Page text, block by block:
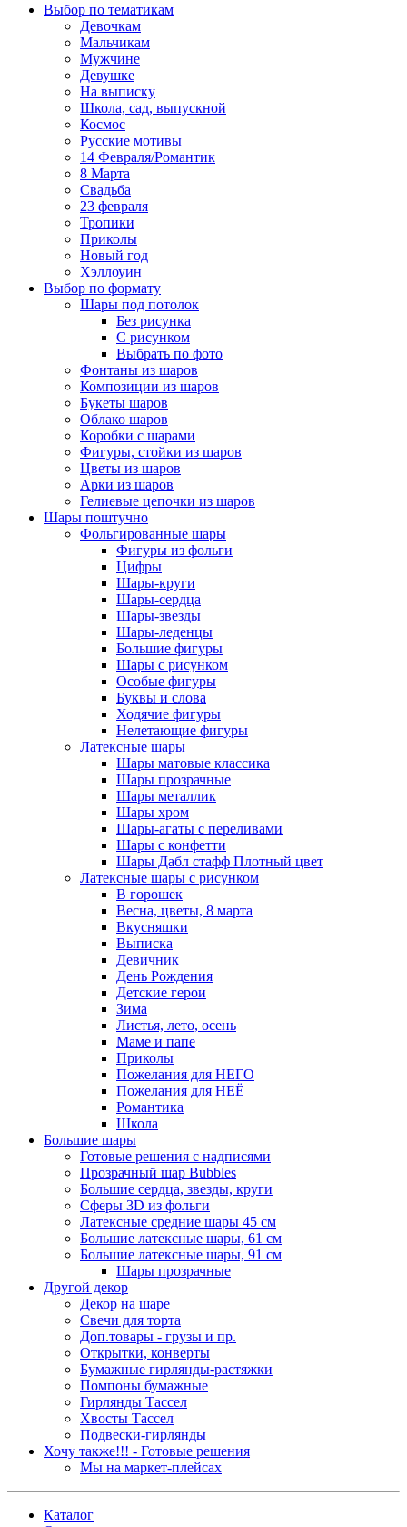
Выбор по тематикам
Девочкам
Мальчикам
Мужчине
Девушке
На выписку
Школа, сад, выпускной
Космос
Русские мотивы
14 Февраля/Романтик
8 Марта
Свадьба
23 февраля
Тропики
Приколы
Новый год
Хэллоуин
Выбор по формату
Шары под потолок
Без рисунка
С рисунком
Выбрать по фото
Фонтаны из шаров
Композиции из шаров
Букеты шаров
Облако шаров
Коробки с шарами
Фигуры, стойки из шаров
Цветы из шаров
Арки из шаров
Гелиевые цепочки из шаров
Шары поштучно
Фольгированные шары
Фигуры из фольги
Цифры
Шары-круги
Шары-сердца
Шары-звезды
Шары-леденцы
Большие фигуры
Шары с рисунком
Особые фигуры
Буквы и слова
Ходячие фигуры
Нелетающие фигуры
Латексные шары
Шары матовые классика
Шары прозрачные
Шары металлик
Шары хром
Шары-агаты с переливами
Шары с конфетти
Шары Дабл стафф Плотный цвет
Латексные шары с рисунком
В горошек
Весна, цветы, 8 марта
Вкусняшки
Выписка
Девичник
День Рождения
Детские герои
Зима
Листья, лето, осень
Маме и папе
Приколы
Пожелания для НЕГО
Пожелания для НЕЁ
Романтика
Школа
Большие шары
Готовые решения с надписями
Прозрачный шар Bubbles
Большие сердца, звезды, круги
Сферы 3D из фольги
Латексные средние шары 45 см
Большие латексные шары, 61 см
Большие латексные шары, 91 см
Шары прозрачные
Другой декор
Декор на шаре
Свечи для торта
Доп.товары - грузы и пр.
Открытки, конверты
Бумажные гирлянды-растяжки
Помпоны бумажные
Гирлянды Тассел
Хвосты Тассел
Подвески-гирлянды
Хочу также!!! - Готовые решения
Мы на маркет-плейсах
Каталог